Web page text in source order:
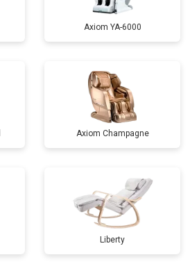
Axiom YA-6000
Axiom Champagne
Liberty